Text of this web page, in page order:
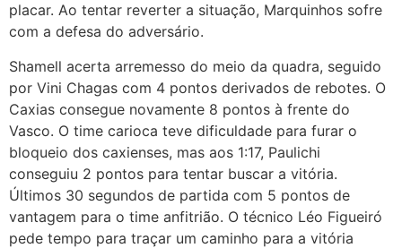
placar. Ao tentar reverter a situação, Marquinhos sofre
com a defesa do adversário.
Shamell acerta arremesso do meio da quadra, seguido
por Vini Chagas com 4 pontos derivados de rebotes. O
Caxias consegue novamente 8 pontos à frente do
Vasco. O time carioca teve dificuldade para furar o
bloqueio dos caxienses, mas aos 1:17, Paulichi
conseguiu 2 pontos para tentar buscar a vitória.
Últimos 30 segundos de partida com 5 pontos de
vantagem para o time anfitrião. O técnico Léo Figueiró
pede tempo para traçar um caminho para a vitória